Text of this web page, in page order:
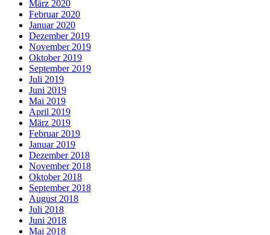
März 2020
Februar 2020
Januar 2020
Dezember 2019
November 2019
Oktober 2019
September 2019
Juli 2019
Juni 2019
Mai 2019
April 2019
März 2019
Februar 2019
Januar 2019
Dezember 2018
November 2018
Oktober 2018
September 2018
August 2018
Juli 2018
Juni 2018
Mai 2018